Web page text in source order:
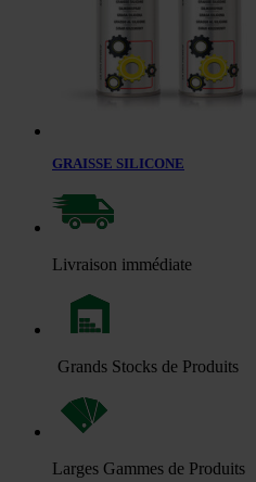
GRAISSE SILICONE
Livraison immédiate
Grands Stocks de Produits
Larges Gammes de Produits